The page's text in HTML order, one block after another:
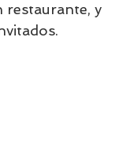
restaurante, y